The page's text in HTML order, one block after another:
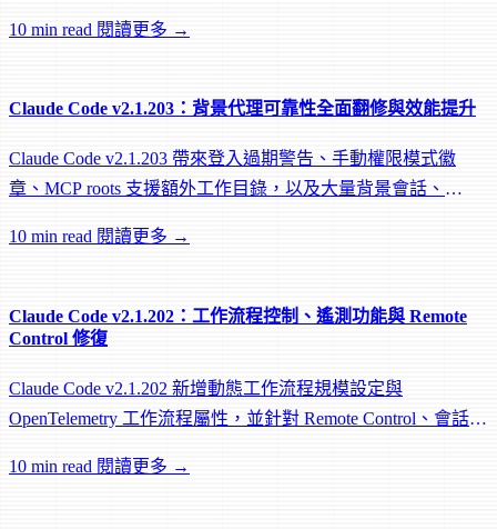
10 min read 閱讀更多 →
Claude Code v2.1.203：背景代理可靠性全面翻修與效能提升
Claude Code v2.1.203 帶來登入過期警告、手動權限模式徽
章、MCP roots 支援額外工作目錄，以及大量背景會話、
10 min read 閱讀更多 →
Claude Code v2.1.202：工作流程控制、遙測功能與 Remote
Control 修復
Claude Code v2.1.202 新增動態工作流程規模設定與
OpenTelemetry 工作流程屬性，並針對 Remote Control、會話管
10 min read 閱讀更多 →